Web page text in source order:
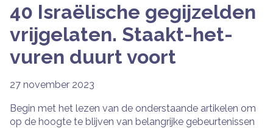
40 Israëlische gegijzelden
vrijgelaten. Staakt-het-
vuren duurt voort
27 november 2023
Begin met het lezen van de onderstaande artikelen om
op de hoogte te blijven van belangrijke gebeurtenissen